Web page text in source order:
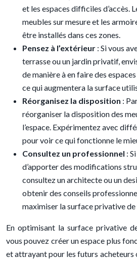
et les espaces difficiles d’accès.
meubles sur mesure et les
être installés dans ces zones.
Pensez à l’extérieur : Si vous
terrasse ou un jardin privatif,
de manière à en faire des
ce qui augmentera la surface
Réorganisez la disposition :
réorganiser la disposition des
l’espace. Expérimentez avec
pour voir ce qui fonctionne le
Consultez un professionnel :
d’apporter des modifications
consultez un architecte ou un
obtenir des conseils
maximiser la surface privative
En optimisant la surface privative
vous pouvez créer un espace plus
et attrayant pour les futurs acheteurs